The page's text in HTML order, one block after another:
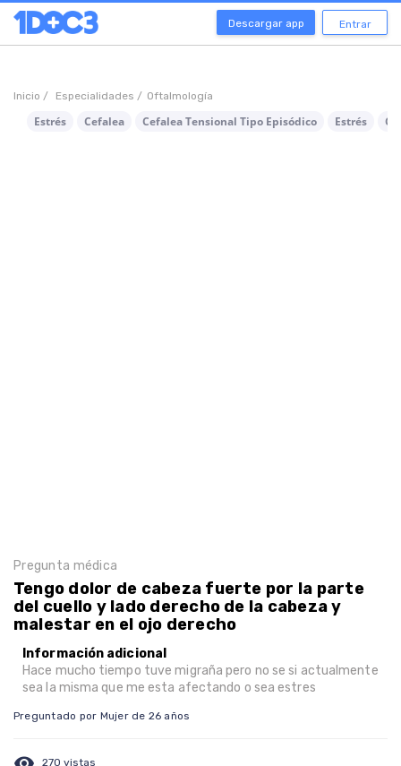
Descargar app Entrar
Inicio / Especialidades / Oftalmología
Estrés Cefalea Cefalea Tensional Tipo Episódico Estrés
Pregunta médica
Tengo dolor de cabeza fuerte por la parte
del cuello y lado derecho de la cabeza y
malestar en el ojo derecho
Información adicional
Hace mucho tiempo tuve migraña pero no se si actualmente
sea la misma que me esta afectando o sea estres
Preguntado por Mujer de 26 años
270 vistas